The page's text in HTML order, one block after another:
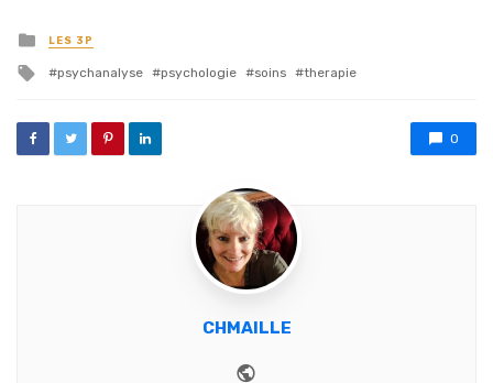
Posted in
LES 3P
Tagged with
psychanalyse psychologie soins therapie
0
CHMAILLE